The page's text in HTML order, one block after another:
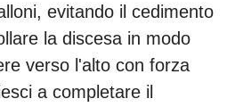
evitando il cedimento
la discesa in modo
verso l'alto con forza
a completare il